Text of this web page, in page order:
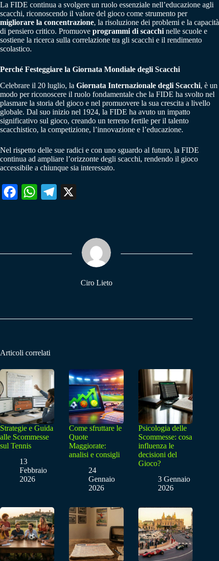
La FIDE continua a svolgere un ruolo essenziale nell’educazione agli
scacchi, riconoscendo il valore del gioco come strumento per
migliorare la concentrazione, la risoluzione dei problemi e la capacità
di pensiero critico. Promuove programmi di scacchi nelle scuole e
sostiene la ricerca sulla correlazione tra gli scacchi e il rendimento
scolastico.
Perché Festeggiare la Giornata Mondiale degli Scacchi
Celebrare il 20 luglio, la Giornata Internazionale degli Scacchi, è un
modo per riconoscere il ruolo fondamentale che la FIDE ha svolto nel
plasmare la storia del gioco e nel promuovere la sua crescita a livello
globale. Dal suo inizio nel 1924, la FIDE ha avuto un impatto
significativo sul gioco, creando un terreno fertile per il talento
scacchistico, la competizione, l’innovazione e l’educazione.
Nel rispetto delle sue radici e con uno sguardo al futuro, la FIDE
continua ad ampliare l’orizzonte degli scacchi, rendendo il gioco
accessibile a chiunque sia interessato.
Fa W
pp
Te
m
Ciro Lieto
Articoli correlati
Strategie e Guida
alle Scommesse
sul Tennis
13
Febbraio
2026
Come sfruttare le
Quote
Maggiorate:
analisi e consigli
24
Gennaio
2026
Psicologia delle
Scommesse: cosa
influenza le
decisioni del
Gioco?
3 Gennaio
2026